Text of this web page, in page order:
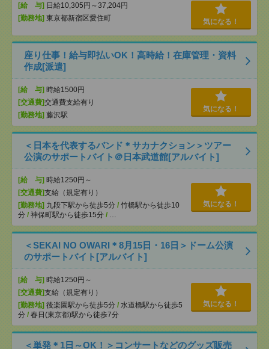
[給 与] 日給10,305円～37,204円
[勤務地] 東京都新宿区愛住町 気になる！
座り仕事！給与即払いOK！高時給！在庫管理・資料
作成[派遣]
[給 与] 時給1500円
[交通費]交通費支給有り
[勤務地] 藤沢駅
気になる！
＜日本を代表するバンド＊サカナクション＞ツアー
公演のサポートバイト＠日本武道館[アルバイト]
[給 与] 時給1250円～
[交通費]支給（規定有り）
[勤務地] 九段下駅から徒歩5分 / 竹橋駅から徒歩10
分 / 神保町駅から徒歩15分 / …
気になる！
＜SEKAI NO OWARI＊8月15日・16日＞ドーム公演
のサポートバイト[アルバイト]
[給 与] 時給1250円～
[交通費]支給（規定有り）
[勤務地] 後楽園駅から徒歩5分 / 水道橋駅から徒歩5
分 / 春日(東京都)駅から徒歩7分
気になる！
＜単発＊1日～OK！＞コンサートなどのグッズ販売